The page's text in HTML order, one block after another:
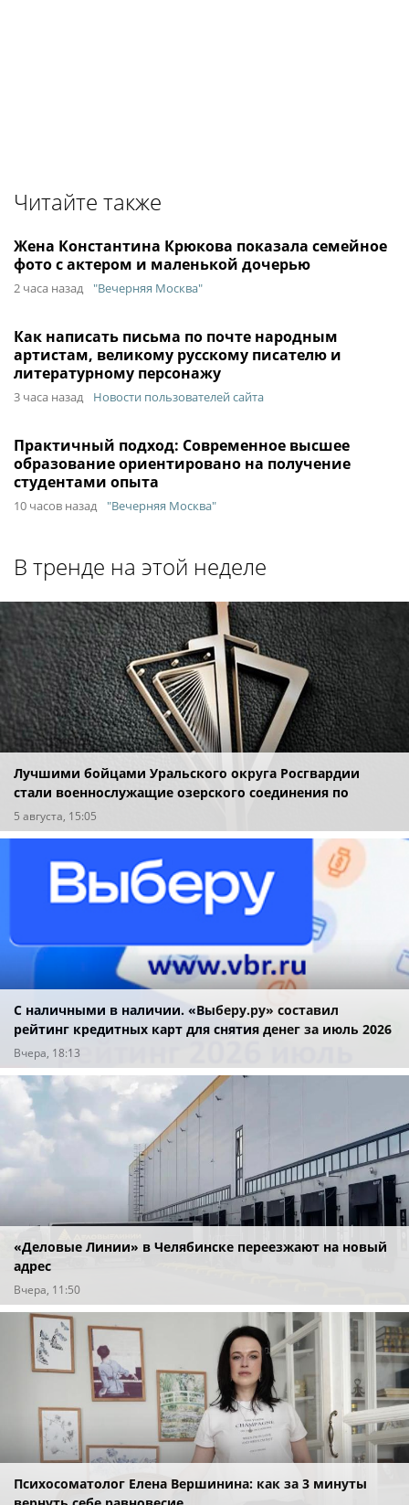
Читайте также
Жена Константина Крюкова показала семейное
фото с актером и маленькой дочерью
2 часа назад "Вечерняя Москва"
Как написать письма по почте народным
артистам, великому русскому писателю и
литературному персонажу
3 часа назад Новости пользователей сайта
Практичный подход: Современное высшее
образование ориентировано на получение
студентами опыта
10 часов назад "Вечерняя Москва"
В тренде на этой неделе
Лучшими бойцами Уральского округа Росгвардии
стали военнослужащие озерского соединения по
охране важных государственных объектов
5 августа, 15:05
С наличными в наличии. «Выберу.ру» составил
рейтинг кредитных карт для снятия денег за июль 2026
года
Вчера, 18:13
«Деловые Линии» в Челябинске переезжают на новый
адрес
Вчера, 11:50
Психосоматолог Елена Вершинина: как за 3 минуты